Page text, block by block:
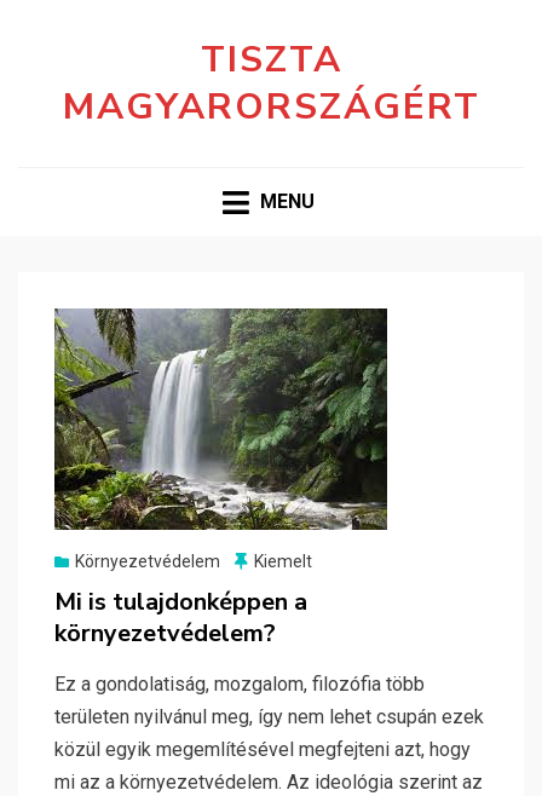
TISZTA
MAGYARORSZÁGÉRT
MENU
Környezetvédelem Kiemelt
Mi is tulajdonképpen a
környezetvédelem?
Ez a gondolatiság, mozgalom, filozófia több
területen nyilvánul meg, így nem lehet csupán ezek
közül egyik megemlítésével megfejteni azt, hogy
mi az a környezetvédelem. Az ideológia szerint az